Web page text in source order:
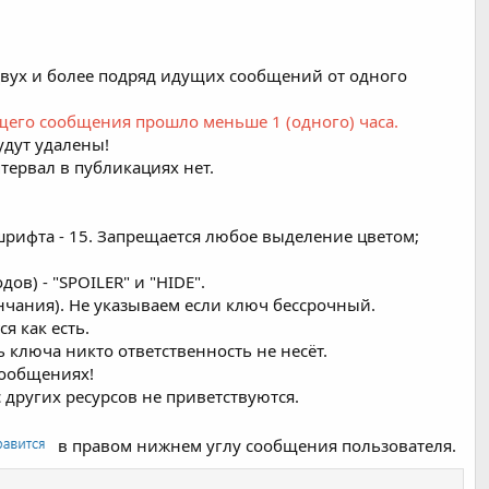
и более подряд идущих сообщений от одного
сообщения прошло меньше 1 (одного) часа.
удалены!
в публикациях нет.
- 15. Запрещается любое выделение цветом;
- "SPOILER" и "HIDE".
Не указываем если ключ бессрочный.
как есть.
никто ответственность не несёт.
ресурсов не приветствуются.
в правом нижнем углу сообщения пользователя.